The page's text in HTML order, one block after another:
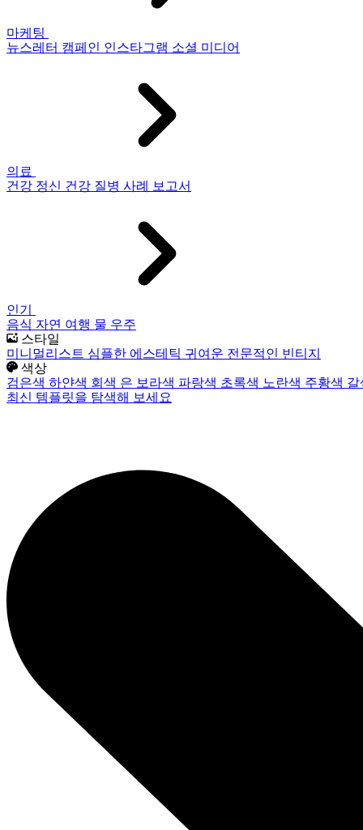
마케팅
뉴스레터 캠페인 인스타그램 소셜 미디어
의료
건강 정신 건강 질병 사례 보고서
인기
음식 자연 여행 물 우주
스타일
미니멀리스트 심플한 에스테틱 귀여운 전문적인 빈티지
색상
검은색 하얀색 회색 은 보라색 파랑색 초록색 노란색 주황색
최신 템플릿을 탐색해 보세요